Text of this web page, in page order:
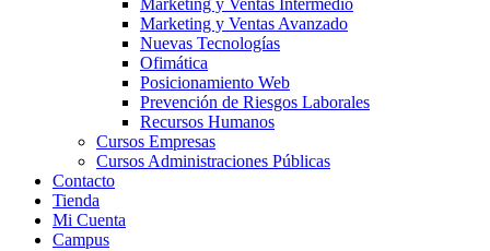
Marketing y Ventas Intermedio
Marketing y Ventas Avanzado
Nuevas Tecnologías
Ofimática
Posicionamiento Web
Prevención de Riesgos Laborales
Recursos Humanos
Cursos Empresas
Cursos Administraciones Públicas
Contacto
Tienda
Mi Cuenta
Campus